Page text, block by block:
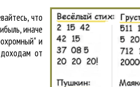
что
иначе
и
от